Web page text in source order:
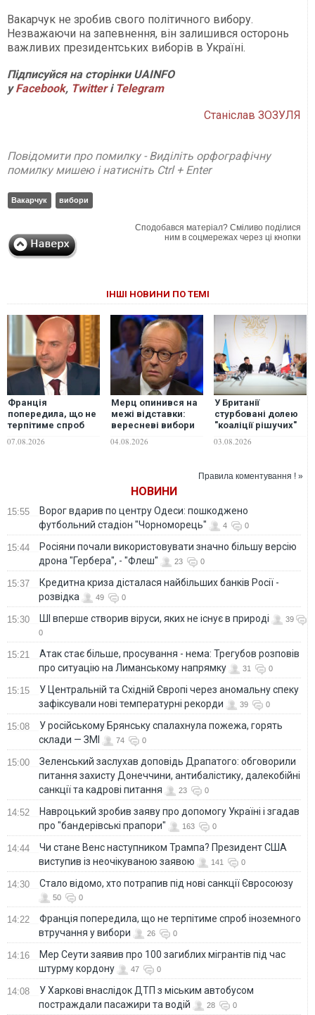
Вакарчук не зробив свого політичного вибору.
Незважаючи на запевнення, він залишився осторонь
важливих президентських виборів в Україні.
Підписуйся на сторінки UAINFO
уFacebook, Twitter і Telegram
Станіслав ЗОЗУЛЯ
Повідомити про помилку - Виділіть орфографічну
помилку мишею і натисніть Ctrl + Enter
Вакарчук вибори
Сподобався матеріал? Сміливо поділися
ним в соцмережах через ці кнопки
ІНШІ НОВИНИ ПО ТЕМІ
Франція
попередила, що не
терпітиме спроб
іноземного
втручання у вибори
07.08.2026
Мерц опинився на
межі відставки:
вересневі вибори
можуть визначити
майбутнє канцлера
04.08.2026
У Британії
стурбовані долею
"коаліції рішучих"
після виборів у
Франції, - The
03.08.2026
Правила коментування ! »
НОВИНИ
15:55
Ворог вдарив по центру Одеси: пошкоджено
футбольний стадіон "Чорноморець"
4 0
15:44
Росіяни почали використовувати значно більшу версію
дрона "Гербера", - "Флеш"
23 0
15:37
Кредитна криза дісталася найбільших банків Росії -
розвідка
49 0
15:30 ШІ вперше створив віруси, яких не існує в природі
39
0
15:21
Атак стає більше, просування - нема: Трегубов розповів
про ситуацію на Лиманському напрямку
31 0
15:15
У Центральній та Східній Європі через аномальну спеку
зафіксували нові температурні рекорди
39 0
15:08
У російському Брянську спалахнула пожежа, горять
склади — ЗМІ
74 0
15:00
Зеленський заслухав доповідь Драпатого: обговорили
питання захисту Донеччини, антибалістику, далекобійні
санкції та кадрові питання
23 0
14:52
Навроцький зробив заяву про допомогу Україні і згадав
про "бандерівські прапори"
163 0
14:44
Чи стане Венс наступником Трампа? Президент США
виступив із неочікуваною заявою
141 0
14:30 Стало відомо, хто потрапив під нові санкції Євросоюзу
50 0
14:22
Франція попередила, що не терпітиме спроб іноземного
втручання у вибори
26 0
14:16
Мер Сеути заявив про 100 загиблих мігрантів під час
штурму кордону
47 0
14:08
У Харкові внаслідок ДТП з міським автобусом
постраждали пасажири та водій
28 0